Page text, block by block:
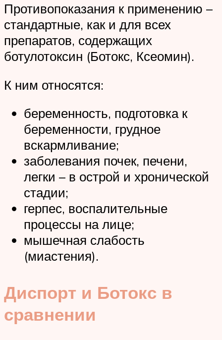
Противопоказания к применению –
стандартные, как и для всех
препаратов, содержащих
ботулотоксин (Ботокс, Ксеомин).
К ним относятся:
беременность, подготовка к
беременности, грудное
вскармливание;
заболевания почек, печени,
легки – в острой и хронической
стадии;
герпес, воспалительные
процессы на лице;
мышечная слабость
(миастения).
Диспорт и Ботокс в
сравнении